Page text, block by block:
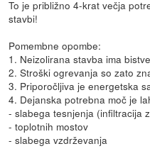
To je približno 4-krat večja
stavbi!
Pomembne opombe:
1. Neizolirana stavba ima
2. Stroški ogrevanja so zato
3. Priporočljiva je energetska
4. Dejanska potrebna moč je
- slabega tesnjenja (infiltracija
- toplotnih mostov
- slabega vzdrževanja